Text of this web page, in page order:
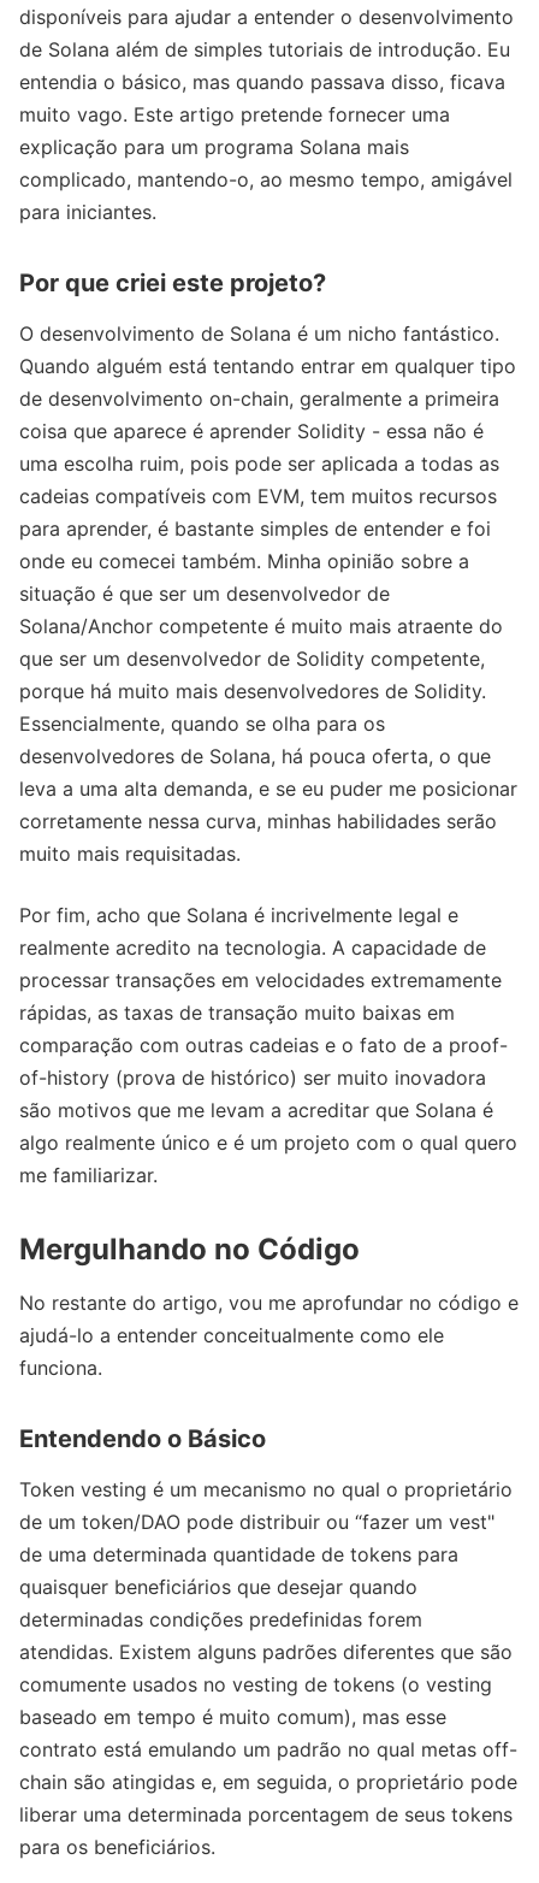
disponíveis para ajudar a entender o desenvolvimento
de Solana além de simples tutoriais de introdução. Eu
entendia o básico, mas quando passava disso, ficava
muito vago. Este artigo pretende fornecer uma
explicação para um programa Solana mais
complicado, mantendo-o, ao mesmo tempo, amigável
para iniciantes.
Por que criei este projeto?
O desenvolvimento de Solana é um nicho fantástico.
Quando alguém está tentando entrar em qualquer tipo
de desenvolvimento on-chain, geralmente a primeira
coisa que aparece é aprender Solidity - essa não é
uma escolha ruim, pois pode ser aplicada a todas as
cadeias compatíveis com EVM, tem muitos recursos
para aprender, é bastante simples de entender e foi
onde eu comecei também. Minha opinião sobre a
situação é que ser um desenvolvedor de
Solana/Anchor competente é muito mais atraente do
que ser um desenvolvedor de Solidity competente,
porque há muito mais desenvolvedores de Solidity.
Essencialmente, quando se olha para os
desenvolvedores de Solana, há pouca oferta, o que
leva a uma alta demanda, e se eu puder me posicionar
corretamente nessa curva, minhas habilidades serão
muito mais requisitadas.
Por fim, acho que Solana é incrivelmente legal e
realmente acredito na tecnologia. A capacidade de
processar transações em velocidades extremamente
rápidas, as taxas de transação muito baixas em
comparação com outras cadeias e o fato de a proof-
of-history (prova de histórico) ser muito inovadora
são motivos que me levam a acreditar que Solana é
algo realmente único e é um projeto com o qual quero
me familiarizar.
Mergulhando no Código
No restante do artigo, vou me aprofundar no código e
ajudá-lo a entender conceitualmente como ele
funciona.
Entendendo o Básico
Token vesting é um mecanismo no qual o proprietário
de um token/DAO pode distribuir ou “fazer um vest"
de uma determinada quantidade de tokens para
quaisquer beneficiários que desejar quando
determinadas condições predefinidas forem
atendidas. Existem alguns padrões diferentes que são
comumente usados no vesting de tokens (o vesting
baseado em tempo é muito comum), mas esse
contrato está emulando um padrão no qual metas off-
chain são atingidas e, em seguida, o proprietário pode
liberar uma determinada porcentagem de seus tokens
para os beneficiários.